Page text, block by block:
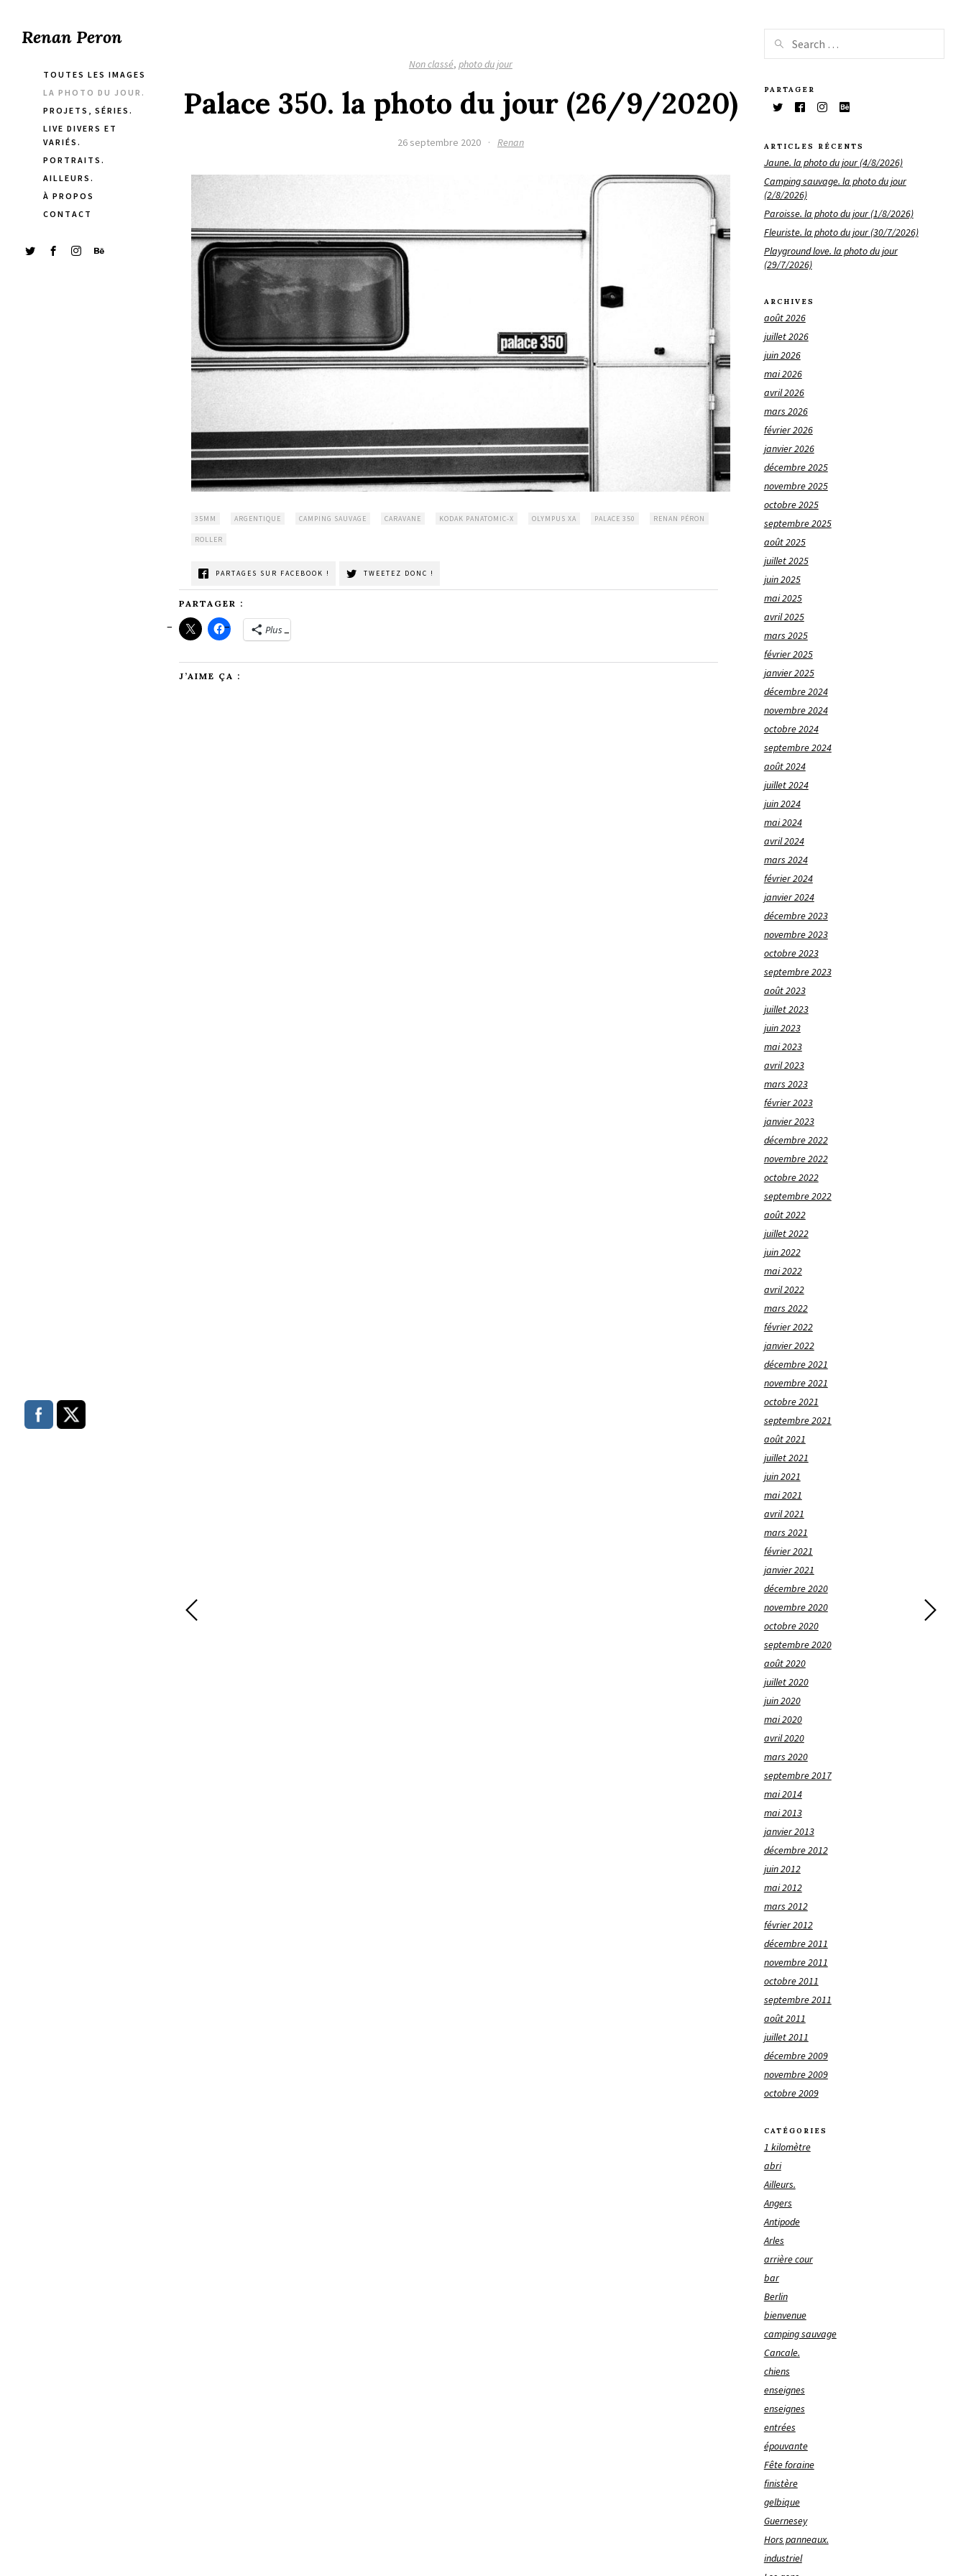
Renan Peron
TOUTES LES IMAGES
LA PHOTO DU JOUR.
PROJETS, SÉRIES.
LIVE DIVERS ET
VARIÉS.
PORTRAITS.
AILLEURS.
À PROPOS
CONTACT
Non classé, photo du jour
Palace 350. la photo du jour (26/9/2020)
26 septembre 2020 · Renan
35MM ARGENTIQUE CAMPING SAUVAGE CARAVANE KODAK PANATOMIC-X OLYMPUS XA PALACE 350 RENAN PÉRON
ROLLER
PARTAGES SUR FACEBOOK ! TWEETEZ DONC !
PARTAGER :
Plus
J’AIME ÇA :
PARTAGER
ARTICLES RÉCENTS
Jaune. la photo du jour (4/8/2026)
Camping sauvage. la photo du jour
(2/8/2026)
Paroisse. la photo du jour (1/8/2026)
Fleuriste. la photo du jour (30/7/2026)
Playground love. la photo du jour
(29/7/2026)
ARCHIVES
août 2026
juillet 2026
juin 2026
mai 2026
avril 2026
mars 2026
février 2026
janvier 2026
décembre 2025
novembre 2025
octobre 2025
septembre 2025
août 2025
juillet 2025
juin 2025
mai 2025
avril 2025
mars 2025
février 2025
janvier 2025
décembre 2024
novembre 2024
octobre 2024
septembre 2024
août 2024
juillet 2024
juin 2024
mai 2024
avril 2024
mars 2024
février 2024
janvier 2024
décembre 2023
novembre 2023
octobre 2023
septembre 2023
août 2023
juillet 2023
juin 2023
mai 2023
avril 2023
mars 2023
février 2023
janvier 2023
décembre 2022
novembre 2022
octobre 2022
septembre 2022
août 2022
juillet 2022
juin 2022
mai 2022
avril 2022
mars 2022
février 2022
janvier 2022
décembre 2021
novembre 2021
octobre 2021
septembre 2021
août 2021
juillet 2021
juin 2021
mai 2021
avril 2021
mars 2021
février 2021
janvier 2021
décembre 2020
novembre 2020
octobre 2020
septembre 2020
août 2020
juillet 2020
juin 2020
mai 2020
avril 2020
mars 2020
septembre 2017
mai 2014
mai 2013
janvier 2013
décembre 2012
juin 2012
mai 2012
mars 2012
février 2012
décembre 2011
novembre 2011
octobre 2011
septembre 2011
août 2011
juillet 2011
décembre 2009
novembre 2009
octobre 2009
CATÉGORIES
1 kilomètre
abri
Ailleurs.
Angers
Antipode
Arles
arrière cour
bar
Berlin
bienvenue
camping sauvage
Cancale.
chiens
enseignes
enseignes
entrées
épouvante
Fête foraine
finistère
gelbique
Guernesey
Hors panneaux.
industriel